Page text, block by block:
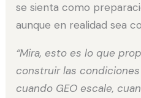
se sienta como
aunque en realidad sea
“Mira, esto es lo que
construir las
cuando GEO escale,